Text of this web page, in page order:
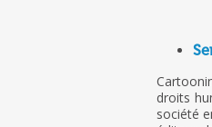
droits
société